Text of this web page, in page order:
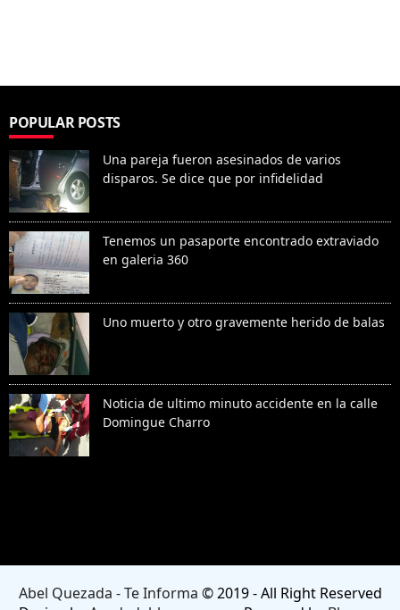
POPULAR POSTS
Una pareja fueron asesinados de varios
disparos. Se dice que por infidelidad
Tenemos un pasaporte encontrado extraviado
en galeria 360
Uno muerto y otro gravemente herido de balas
Noticia de ultimo minuto accidente en la calle
Domingue Charro
Abel Quezada - Te Informa © 2019 - All Right Reserved